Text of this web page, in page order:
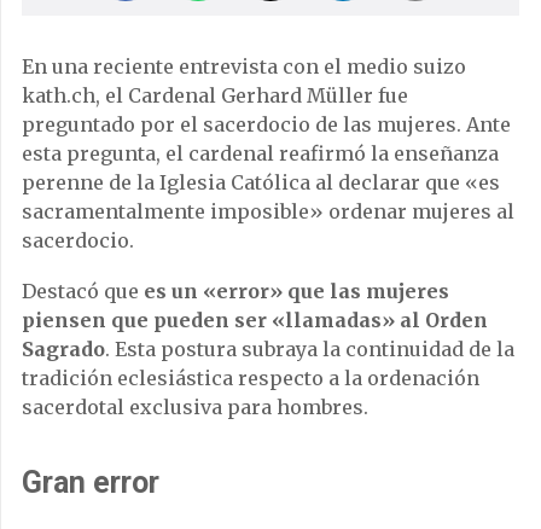
En una reciente entrevista con el medio suizo
kath.ch, el Cardenal Gerhard Müller fue
preguntado por el sacerdocio de las mujeres. Ante
esta pregunta, el cardenal reafirmó la enseñanza
perenne de la Iglesia Católica al declarar que «es
sacramentalmente imposible» ordenar mujeres al
sacerdocio.
Destacó que es un «error» que las mujeres
piensen que pueden ser «llamadas» al Orden
Sagrado. Esta postura subraya la continuidad de la
tradición eclesiástica respecto a la ordenación
sacerdotal exclusiva para hombres.
Gran error